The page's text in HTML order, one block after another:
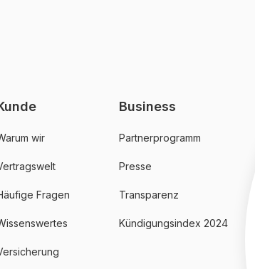
wir
Fragen
Business
Partnerprogramm
Presse
Transparenz
Kündigungsindex 2024